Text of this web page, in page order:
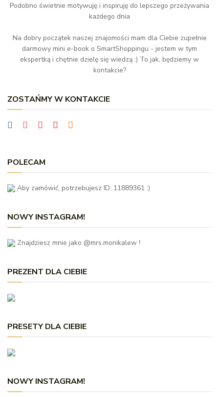
Podobno świetnie motywuję i inspiruję do lepszego przeżywania
każdego dnia
Na dobry początek naszej znajomości mam dla Ciebie zupełnie
darmowy mini e-book o SmartShoppingu - jestem w tym
ekspertką i chętnie dzielę się wiedzą :) To jak, będziemy w
kontakcie?
ZOSTAŃMY W KONTAKCIE
POLECAM
Aby zamówić, potrzebujesz ID: 11889361 :)
NOWY INSTAGRAM!
Znajdziesz mnie jako @mrs.monikalew !
PREZENT DLA CIEBIE
PRESETY DLA CIEBIE
NOWY INSTAGRAM!